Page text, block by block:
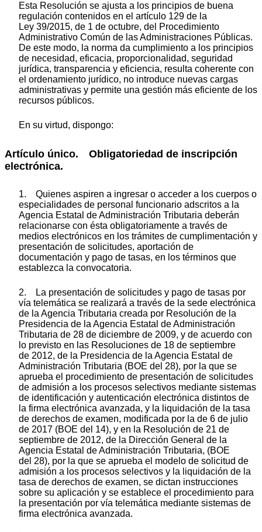
Esta Resolución se ajusta a los principios de buena
regulación contenidos en el artículo 129 de la
Ley 39/2015, de 1 de octubre, del Procedimiento
Administrativo Común de las Administraciones Públicas.
De este modo, la norma da cumplimiento a los principios
de necesidad, eficacia, proporcionalidad, seguridad
jurídica, transparencia y eficiencia, resulta coherente con
el ordenamiento jurídico, no introduce nuevas cargas
administrativas y permite una gestión más eficiente de los
recursos públicos.
En su virtud, dispongo:
Artículo único. Obligatoriedad de inscripción
electrónica.
1. Quienes aspiren a ingresar o acceder a los cuerpos o
especialidades de personal funcionario adscritos a la
Agencia Estatal de Administración Tributaria deberán
relacionarse con ésta obligatoriamente a través de
medios electrónicos en los trámites de cumplimentación y
presentación de solicitudes, aportación de
documentación y pago de tasas, en los términos que
establezca la convocatoria.
2. La presentación de solicitudes y pago de tasas por
vía telemática se realizará a través de la sede electrónica
de la Agencia Tributaria creada por Resolución de la
Presidencia de la Agencia Estatal de Administración
Tributaria de 28 de diciembre de 2009, y de acuerdo con
lo previsto en las Resoluciones de 18 de septiembre
de 2012, de la Presidencia de la Agencia Estatal de
Administración Tributaria (BOE del 28), por la que se
aprueba el procedimiento de presentación de solicitudes
de admisión a los procesos selectivos mediante sistemas
de identificación y autenticación electrónica distintos de
la firma electrónica avanzada, y la liquidación de la tasa
de derechos de examen, modificada por la de 6 de julio
de 2017 (BOE del 14), y en la Resolución de 21 de
septiembre de 2012, de la Dirección General de la
Agencia Estatal de Administración Tributaria, (BOE
del 28), por la que se aprueba el modelo de solicitud de
admisión a los procesos selectivos y la liquidación de la
tasa de derechos de examen, se dictan instrucciones
sobre su aplicación y se establece el procedimiento para
la presentación por vía telemática mediante sistemas de
firma electrónica avanzada.